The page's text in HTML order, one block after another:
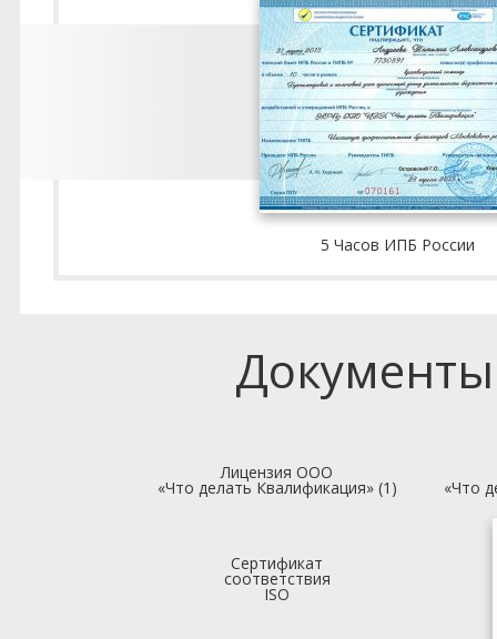
5 Часов ИПБ России
Лицензия ООО
«Что делать Квалификация» (1) «Что
Сертификат
соответствия
ISO